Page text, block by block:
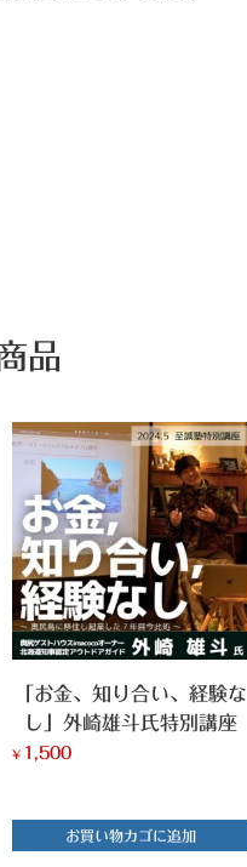
品
「お金、知り合い、経験な
し」外崎雄斗氏特別講座
¥ 1,500
お買い物カゴに追加